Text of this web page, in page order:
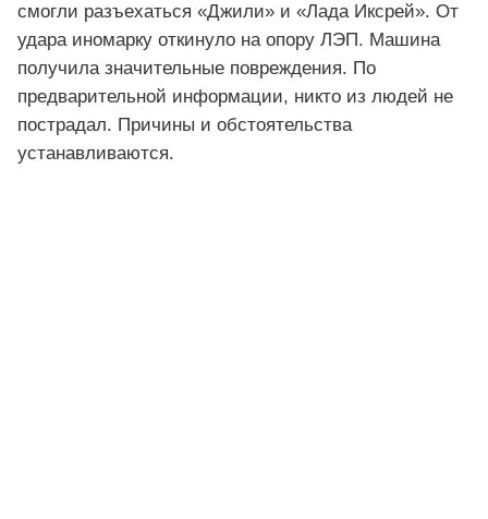
смогли разъехаться «Джили» и «Лада Иксрей». От
удара иномарку откинуло на опору ЛЭП. Машина
получила значительные повреждения. По
предварительной информации, никто из людей не
пострадал. Причины и обстоятельства
устанавливаются.